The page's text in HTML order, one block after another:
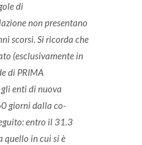
di
non presentano
scorsi. Si ricorda che
(esclusivamente in
di PRIMA
gli enti di nuova
giorni dalla co-
entro il 31.3
quello in cui si è